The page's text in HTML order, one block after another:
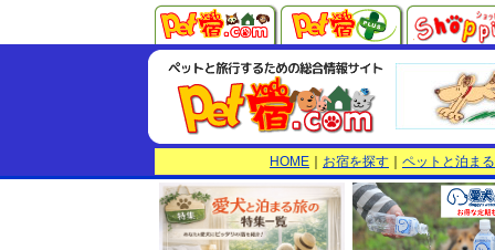
HOME お宿を探す ペットと泊ま